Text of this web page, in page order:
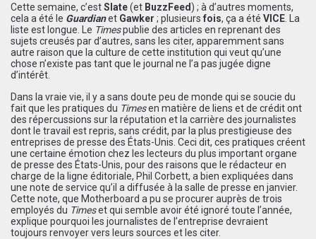
Cette semaine, c’estSlate(et BuzzFeed ) ; à d’autres moments,
cela a été le Guardianet Gawker ; plusieurs fois, ça a été VICE . La
liste est longue. Le Timespublie des articles en reprenant des
sujets creusés par d’autres, sans les citer, apparemment sans
autre raison que la culture de cette institution qui veut qu’une
chose n’existe pas tant que le journal ne l’a pas jugée digne
d’intérêt.
Dans la vraie vie, il y a sans doute peu de monde qui se soucie du
fait que les pratiques du Timesen matière de liens et de crédit ont
des répercussions sur la réputation et la carrière des journalistes
dont le travail est repris, sans crédit, par la plus prestigieuse des
entreprises de presse des États-Unis. Ceci dit, ces pratiques créent
une certaine émotion chez les lecteurs du plus important organe
de presse des États-Unis, pour des raisons que le rédacteur en
charge de la ligne éditoriale, Phil Corbett, a bien expliquées dans
une note de service qu’il a diffusée à la salle de presse en janvier.
Cette note, que Motherboard a pu se procurer auprès de trois
employés du Timeset qui semble avoir été ignoré toute l’année,
explique pourquoi les journalistes de l’entreprise devraient
toujours renvoyer vers leurs sources et les citer.